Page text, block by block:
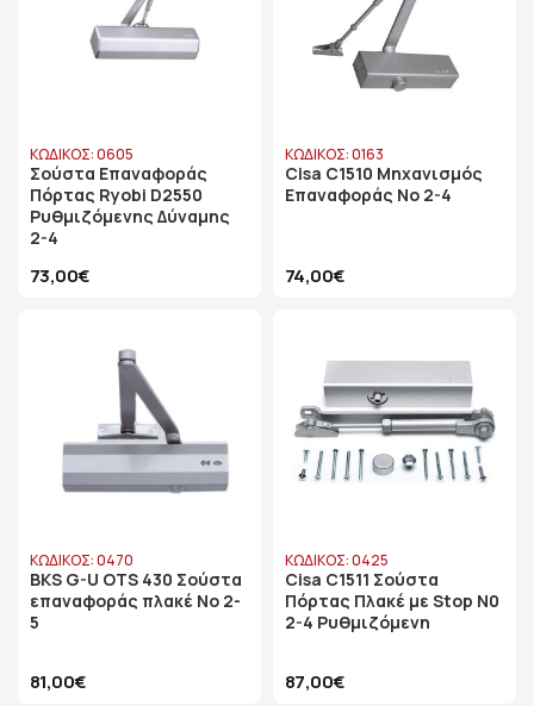
ΚΩΔΙΚΟΣ: 0605
Σούστα Επαναφοράς
Πόρτας Ryobi D2550
Ρυθμιζόμενης Δύναμης
2-4
73,00€
ΚΩΔΙΚΟΣ: 0163
Cisa C1510 Μηχανισμός
Επαναφοράς No 2-4
74,00€
ΚΩΔΙΚΟΣ: 0470
BKS G-U OTS 430 Σούστα
επαναφοράς πλακέ Νο 2-
5
81,00€
ΚΩΔΙΚΟΣ: 0425
Cisa C1511 Σούστα
Πόρτας Πλακέ με Stop Ν0
2-4 Ρυθμιζόμενη
87,00€